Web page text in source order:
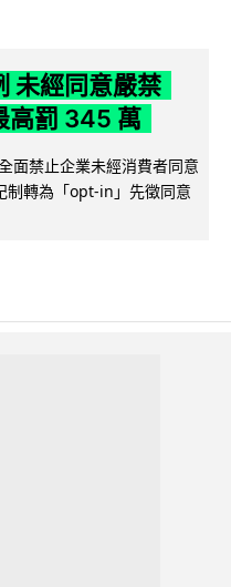
未經同意嚴禁
高罰 345 萬
面禁止企業未經消費者同意
轉為「opt-in」先徵同意